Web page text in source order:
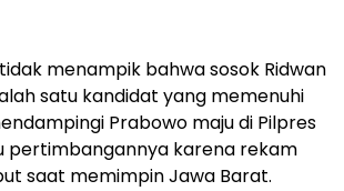
menampik bahwa sosok Ridwan
satu kandidat yang memenuhi
Prabowo maju di Pilpres
pertimbangannya karena rekam
saat memimpin Jawa Barat.